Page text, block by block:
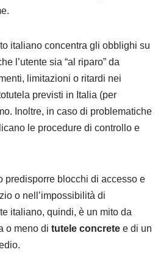
italiano concentra gli obblighi su
l’utente sia “al riparo” da
limitazioni o ritardi nei
previsti in Italia (per
Inoltre, in caso di problematiche
le procedure di controllo e
predisporre blocchi di accesso e
o nell’impossibilità di
italiano, quindi, è un mito da
o meno di tutele concretee di un